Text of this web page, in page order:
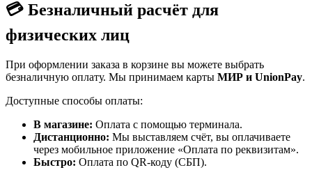
💳 Безналичный расчёт для
физических лиц
При оформлении заказа в корзине вы можете выбрать
безналичную оплату. Мы принимаем карты МИР и UnionPay.
Доступные способы оплаты:
В магазине: Оплата с помощью терминала.
Дистанционно: Мы выставляем счёт, вы оплачиваете
через мобильное приложение «Оплата по реквизитам».
Быстро: Оплата по QR-коду (СБП).